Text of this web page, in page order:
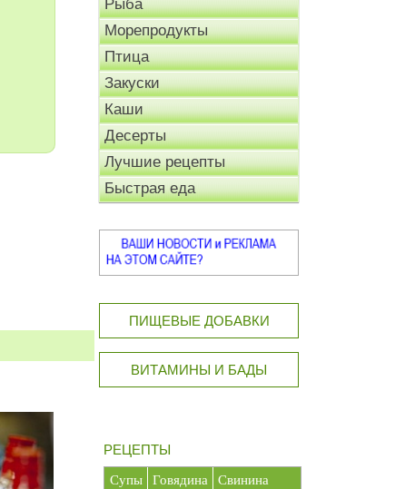
Рыба
Морепродукты
Птица
Закуски
Каши
Десерты
Лучшие рецепты
Быстрая еда
ПИЩЕВЫЕ ДОБАВКИ
ВИТАМИНЫ И БАДЫ
РЕЦЕПТЫ
Супы Говядина Свинина